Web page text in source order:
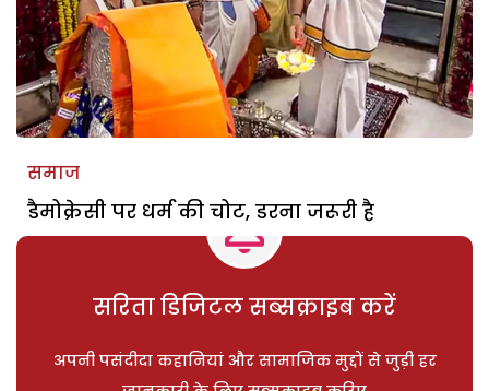
समाज
डैमोक्रेसी पर धर्म की चोट, डरना जरूरी है
सरिता डिजिटल सब्सक्राइब करें
अपनी पसंदीदा कहानियां और सामाजिक मुद्दों से जुड़ी हर